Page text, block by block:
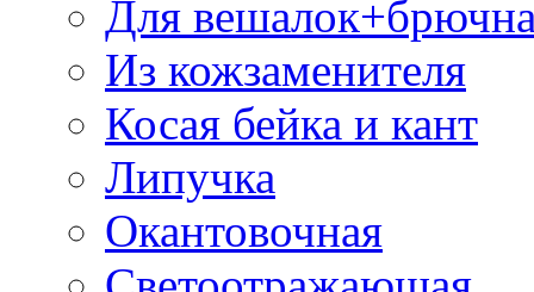
Для
Из кожзаменителя
Косая бейка и кант
Липучка
Окантовочная